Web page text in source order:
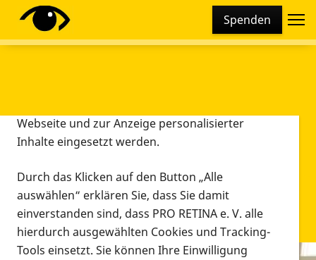
Spenden
Diese Webseite setzt verschiedene Cookies und
Tracking-Tools ein. Dies beinhaltet Cookies und
Webseite und zur Anzeige personalisierter
Inhalte eingesetzt werden.
Durch das Klicken auf den Button „Alle
auswählen“ erklären Sie, dass Sie damit
einverstanden sind, dass PRO RETINA e. V. alle
hierdurch ausgewählten Cookies und Tracking-
Tools einsetzt. Sie können Ihre Einwilligung